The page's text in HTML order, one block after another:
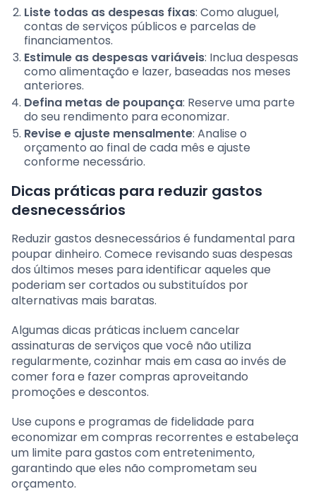
Liste todas as despesas fixas: Como aluguel,
contas de serviços públicos e parcelas de
financiamentos.
Estimule as despesas variáveis: Inclua despesas
como alimentação e lazer, baseadas nos meses
anteriores.
Defina metas de poupança: Reserve uma parte
do seu rendimento para economizar.
Revise e ajuste mensalmente: Analise o
orçamento ao final de cada mês e ajuste
conforme necessário.
Dicas práticas para reduzir gastos
desnecessários
Reduzir gastos desnecessários é fundamental para
poupar dinheiro. Comece revisando suas despesas
dos últimos meses para identificar aqueles que
poderiam ser cortados ou substituídos por
alternativas mais baratas.
Algumas dicas práticas incluem cancelar
assinaturas de serviços que você não utiliza
regularmente, cozinhar mais em casa ao invés de
comer fora e fazer compras aproveitando
promoções e descontos.
Use cupons e programas de fidelidade para
economizar em compras recorrentes e estabeleça
um limite para gastos com entretenimento,
garantindo que eles não comprometam seu
orçamento.